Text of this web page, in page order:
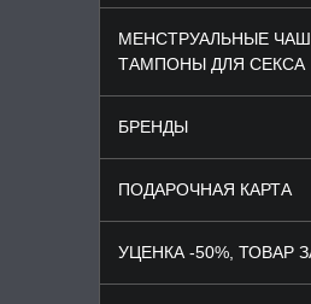
МЕНСТРУАЛЬНЫЕ
ТАМПОНЫ ДЛЯ СЕКСА
БРЕНДЫ
ПОДАРОЧНАЯ КАРТА
УЦЕНКА -50%, ТОВАР